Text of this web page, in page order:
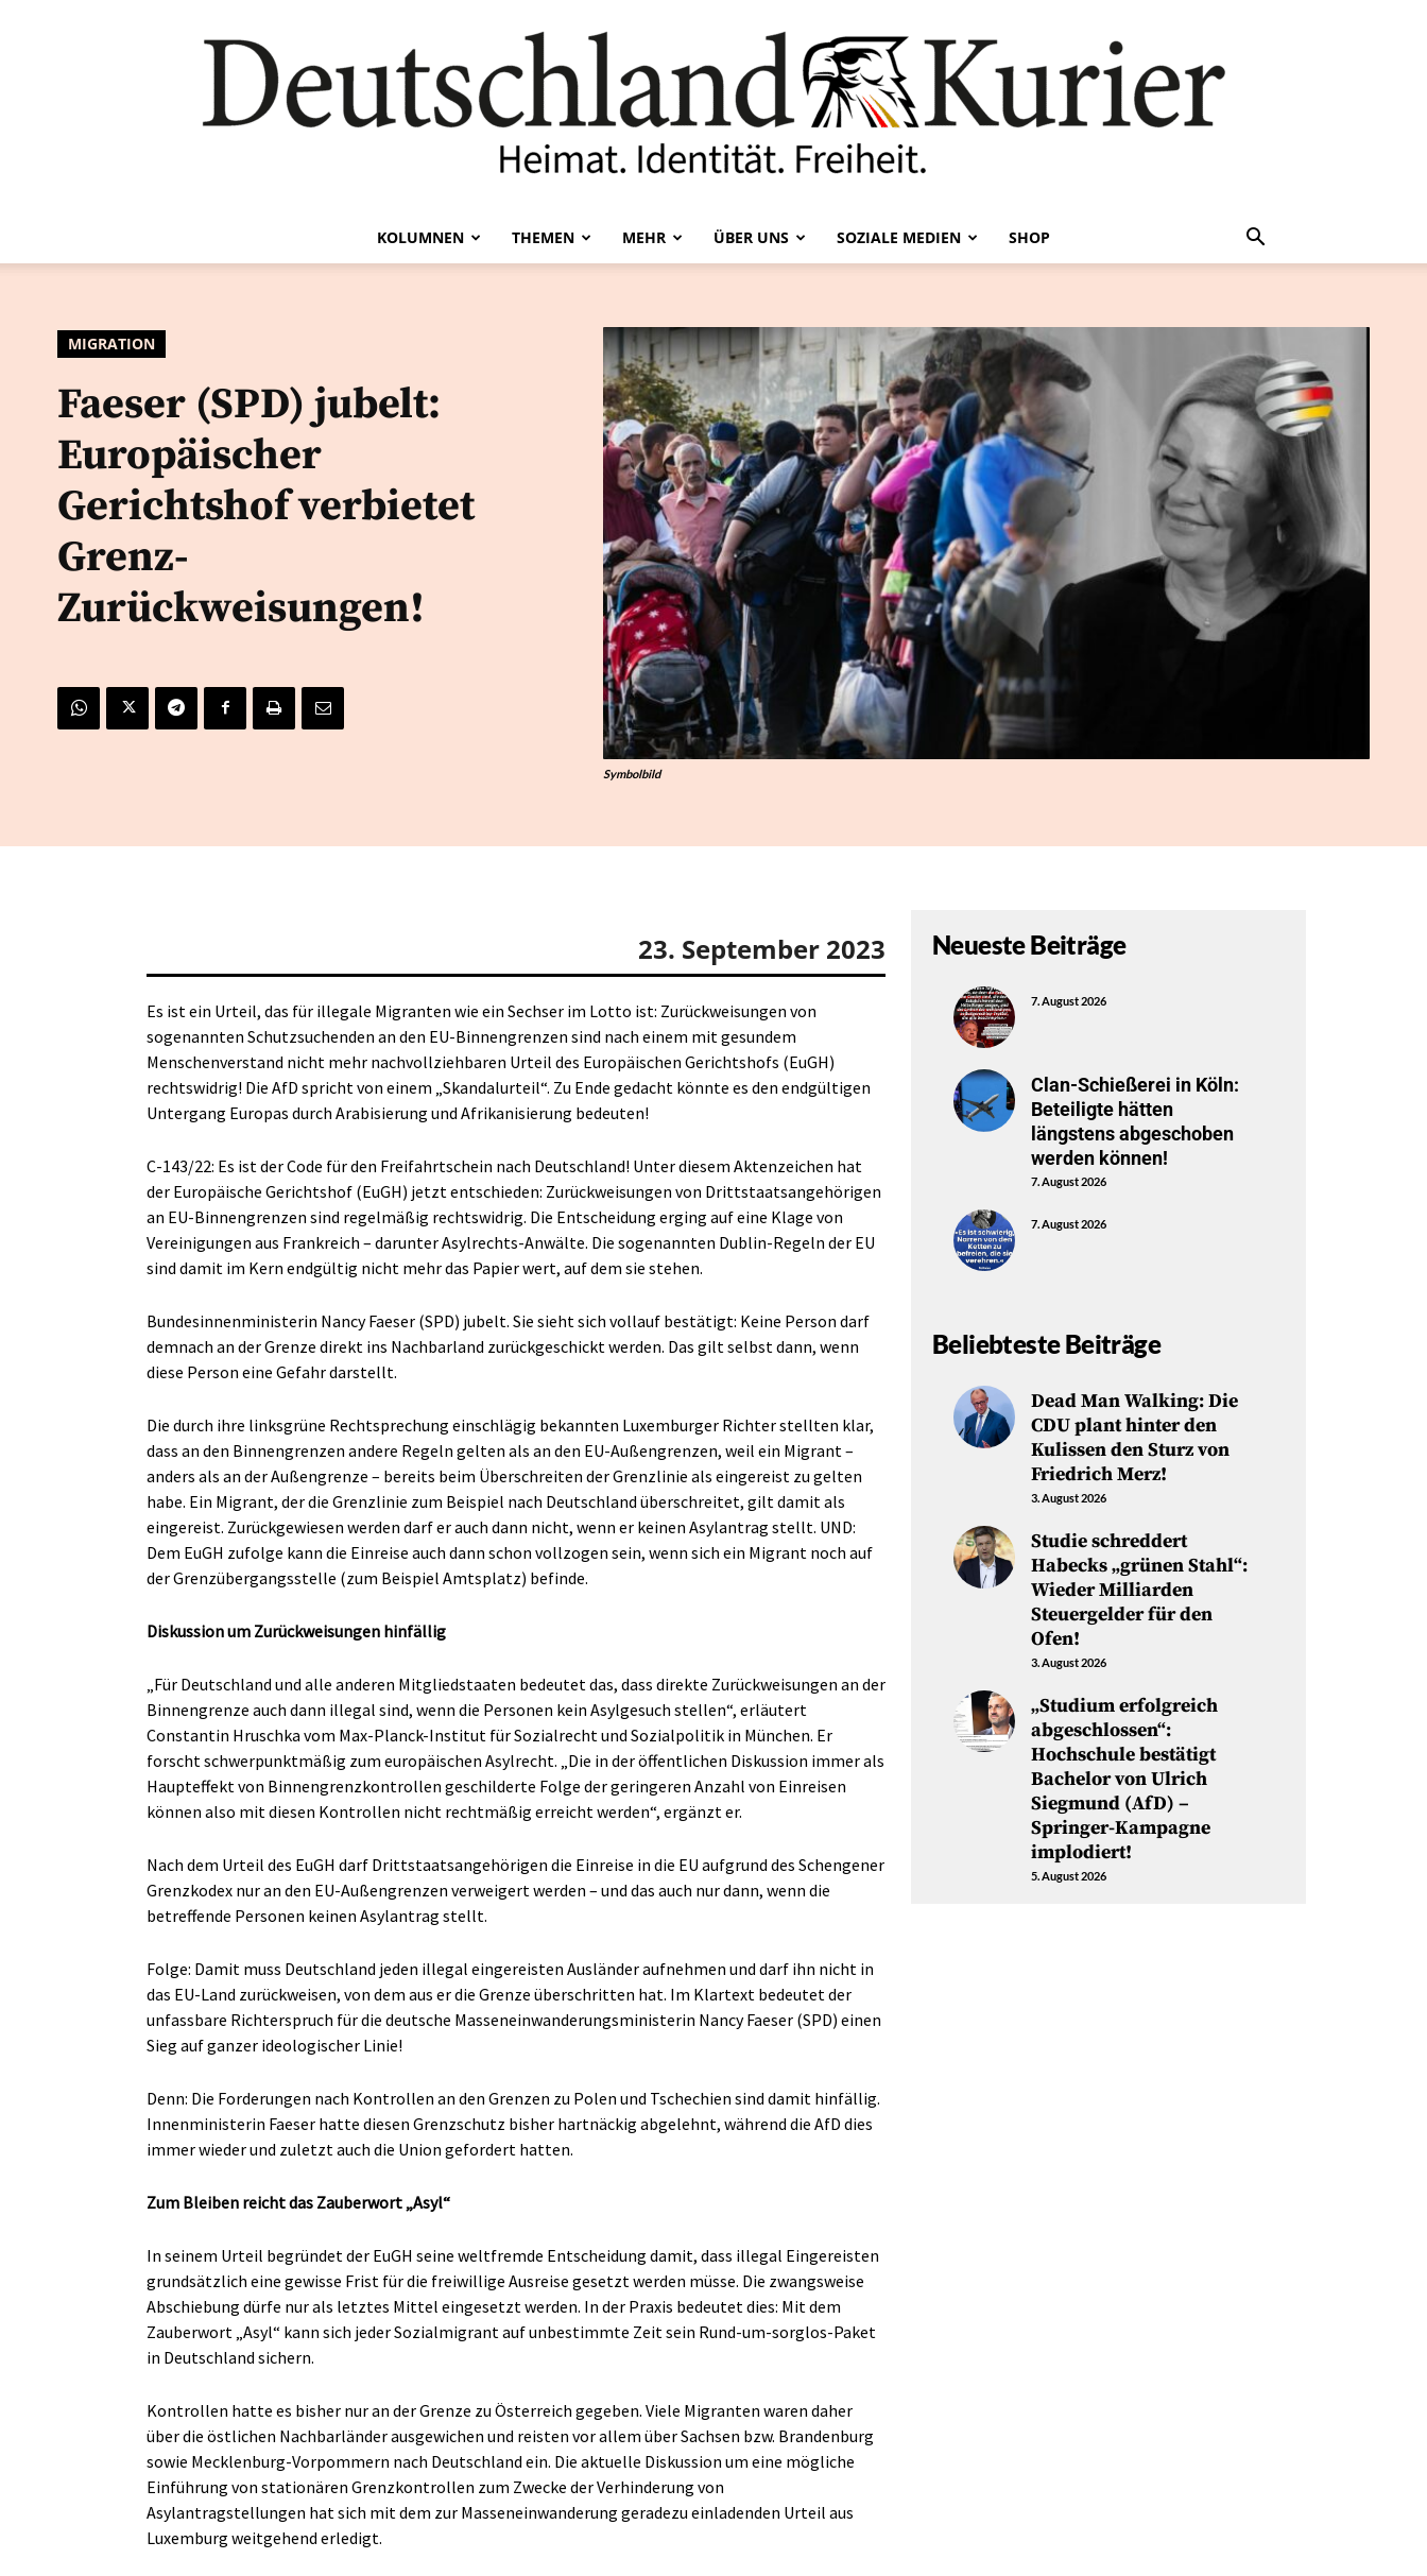
Kurier
KOLUMNEN THEMEN MEHR ÜBER UNS SOZIALE MEDIEN SHOP
MIGRATION
Faeser (SPD) jubelt:
Europäischer
Gerichtshof verbietet
Grenz-
Zurückweisungen!
Symbolbild
23. September 2023
Es ist ein Urteil, das für illegale Migranten wie ein Sechser im Lotto ist: Zurückweisungen von
sogenannten Schutzsuchenden an den EU-Binnengrenzen sind nach einem mit gesundem
Menschenverstand nicht mehr nachvollziehbaren Urteil des Europäischen Gerichtshofs (EuGH)
rechtswidrig! Die AfD spricht von einem „Skandalurteil“. Zu Ende gedacht könnte es den endgültigen
Untergang Europas durch Arabisierung und Afrikanisierung bedeuten!
C-143/22: Es ist der Code für den Freifahrtschein nach Deutschland! Unter diesem Aktenzeichen hat
der Europäische Gerichtshof (EuGH) jetzt entschieden: Zurückweisungen von Drittstaatsangehörigen
an EU-Binnengrenzen sind regelmäßig rechtswidrig. Die Entscheidung erging auf eine Klage von
Vereinigungen aus Frankreich – darunter Asylrechts-Anwälte. Die sogenannten Dublin-Regeln der EU
sind damit im Kern endgültig nicht mehr das Papier wert, auf dem sie stehen.
Bundesinnenministerin Nancy Faeser (SPD) jubelt. Sie sieht sich vollauf bestätigt: Keine Person darf
demnach an der Grenze direkt ins Nachbarland zurückgeschickt werden. Das gilt selbst dann, wenn
diese Person eine Gefahr darstellt.
Die durch ihre linksgrüne Rechtsprechung einschlägig bekannten Luxemburger Richter stellten klar,
dass an den Binnengrenzen andere Regeln gelten als an den EU-Außengrenzen, weil ein Migrant –
anders als an der Außengrenze – bereits beim Überschreiten der Grenzlinie als eingereist zu gelten
habe. Ein Migrant, der die Grenzlinie zum Beispiel nach Deutschland überschreitet, gilt damit als
eingereist. Zurückgewiesen werden darf er auch dann nicht, wenn er keinen Asylantrag stellt. UND:
Dem EuGH zufolge kann die Einreise auch dann schon vollzogen sein, wenn sich ein Migrant noch auf
der Grenzübergangsstelle (zum Beispiel Amtsplatz) befinde.
Diskussion um Zurückweisungen hinfällig
„Für Deutschland und alle anderen Mitgliedstaaten bedeutet das, dass direkte Zurückweisungen an der
Binnengrenze auch dann illegal sind, wenn die Personen kein Asylgesuch stellen“, erläutert
Constantin Hruschka vom Max-Planck-Institut für Sozialrecht und Sozialpolitik in München. Er
forscht schwerpunktmäßig zum europäischen Asylrecht. „Die in der öffentlichen Diskussion immer als
Haupteffekt von Binnengrenzkontrollen geschilderte Folge der geringeren Anzahl von Einreisen
können also mit diesen Kontrollen nicht rechtmäßig erreicht werden“, ergänzt er.
Nach dem Urteil des EuGH darf Drittstaatsangehörigen die Einreise in die EU aufgrund des Schengener
Grenzkodex nur an den EU-Außengrenzen verweigert werden – und das auch nur dann, wenn die
betreffende Personen keinen Asylantrag stellt.
Folge: Damit muss Deutschland jeden illegal eingereisten Ausländer aufnehmen und darf ihn nicht in
das EU-Land zurückweisen, von dem aus er die Grenze überschritten hat. Im Klartext bedeutet der
unfassbare Richterspruch für die deutsche Masseneinwanderungsministerin Nancy Faeser (SPD) einen
Sieg auf ganzer ideologischer Linie!
Denn: Die Forderungen nach Kontrollen an den Grenzen zu Polen und Tschechien sind damit hinfällig.
Innenministerin Faeser hatte diesen Grenzschutz bisher hartnäckig abgelehnt, während die AfD dies
immer wieder und zuletzt auch die Union gefordert hatten.
Zum Bleiben reicht das Zauberwort „Asyl“
In seinem Urteil begründet der EuGH seine weltfremde Entscheidung damit, dass illegal Eingereisten
grundsätzlich eine gewisse Frist für die freiwillige Ausreise gesetzt werden müsse. Die zwangsweise
Abschiebung dürfe nur als letztes Mittel eingesetzt werden. In der Praxis bedeutet dies: Mit dem
Zauberwort „Asyl“ kann sich jeder Sozialmigrant auf unbestimmte Zeit sein Rund-um-sorglos-Paket
in Deutschland sichern.
Kontrollen hatte es bisher nur an der Grenze zu Österreich gegeben. Viele Migranten waren daher
über die östlichen Nachbarländer ausgewichen und reisten vor allem über Sachsen bzw. Brandenburg
sowie Mecklenburg-Vorpommern nach Deutschland ein. Die aktuelle Diskussion um eine mögliche
Einführung von stationären Grenzkontrollen zum Zwecke der Verhinderung von
Asylantragstellungen hat sich mit dem zur Masseneinwanderung geradezu einladenden Urteil aus
Luxemburg weitgehend erledigt.
Neueste Beiträge
7. August 2026
Clan-Schießerei in Köln:
Beteiligte hätten
längstens abgeschoben
werden können!
7. August 2026
7. August 2026
Beliebteste Beiträge
Dead Man Walking: Die
CDU plant hinter den
Kulissen den Sturz von
Friedrich Merz!
3. August 2026
Studie schreddert
Habecks „grünen Stahl“:
Wieder Milliarden
Steuergelder für den
Ofen!
3. August 2026
„Studium erfolgreich
abgeschlossen“:
Hochschule bestätigt
Bachelor von Ulrich
Siegmund (AfD) –
Springer-Kampagne
implodiert!
5. August 2026